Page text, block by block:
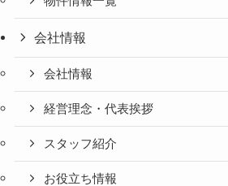
会社情報
会社情報
経営理念・代表挨拶
スタッフ紹介
お役立ち情報